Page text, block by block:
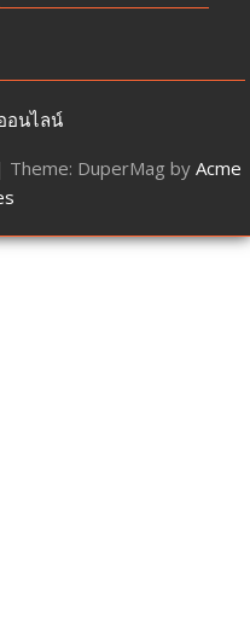
อนไลน์
Theme: DuperMag by Acme